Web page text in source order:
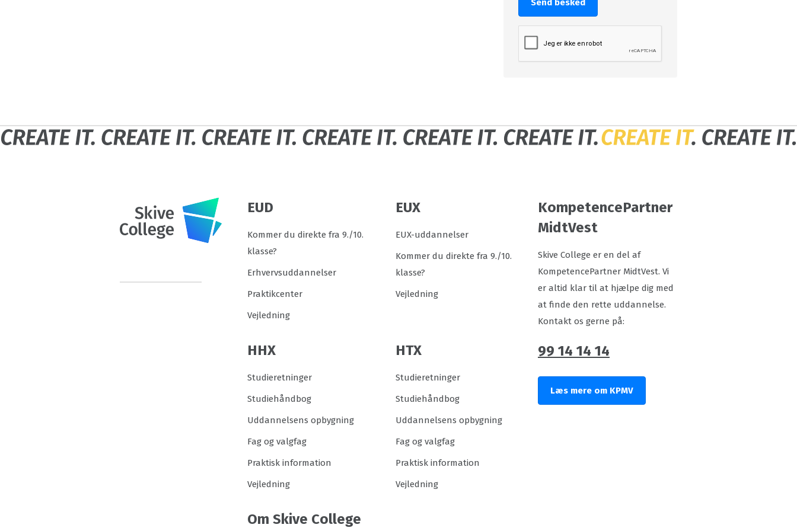
Send besked
EUD
Kommer du direkte fra 9./10.
klasse?
Erhvervsuddannelser
Praktikcenter
Vejledning
EUX
EUX-uddannelser
Kommer du direkte fra 9./10.
klasse?
Vejledning
HHX
Studieretninger
Studiehåndbog
Uddannelsens opbygning
Fag og valgfag
Praktisk information
Vejledning
HTX
Studieretninger
Studiehåndbog
Uddannelsens opbygning
Fag og valgfag
Praktisk information
Vejledning
Om Skive College
KompetencePartner
MidtVest
Skive College er en del af
KompetencePartner MidtVest. Vi
er altid klar til at hjælpe dig med
at finde den rette uddannelse.
Kontakt os gerne på:
99 14 14 14
Læs mere om KPMV